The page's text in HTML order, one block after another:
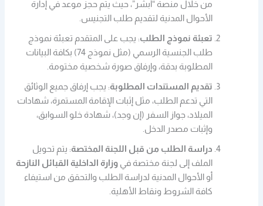
من خلال منصة “أبشر”، حيث يتم حجز موعد في إدارة
الأحوال المدنية لتقديم طلب التجنيس.
تعبئة نموذج الطلب: يجب على المتقدم تعبئة نموذج
طلب الجنسية الرسمي (مثل نموذج 74) بكافة البيانات
المطلوبة بدقة، وإرفاق صورة شخصية مختومة.
تقديم المستندات المطلوبة: يجب إرفاق جميع الوثائق
التي تدعم الطلب، مثل إثبات الإقامة المستمرة، شهادات
الميلاد، جواز السفر (إن وجد)، شهادة خلو السوابق،
وإثبات مصدر الدخل.
دراسة الطلب من قبل اللجنة المختصة: يتم تحويل
الملف إلى لجنة مختصة فيوزارة الداخلية القبائل النازحة
أو الأحوال المدنية لدراسة الطلب والتحقق من استيفاء
كافة الشروط ونقاط الأهلية.